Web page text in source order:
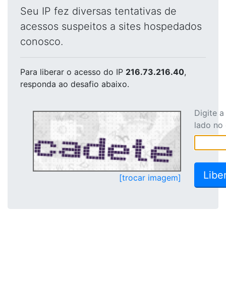
Seu IP fez diversas tentativas de
acessos suspeitos a sites hospedados
conosco.
Para liberar o acesso do IP 216.73.216.40,
responda ao desafio abaixo.
[trocar imagem]
Digite
lado no